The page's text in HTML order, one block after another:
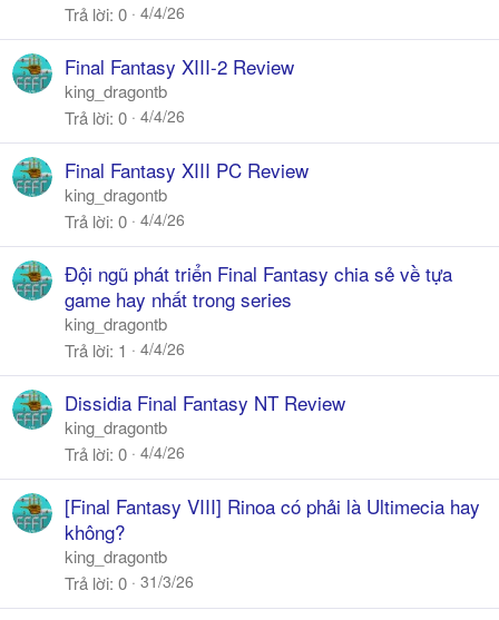
Trả lời 0 4/4/26
Final Fantasy XIII-2 Review
king_dragontb
Trả lời 0 4/4/26
Final Fantasy XIII PC Review
king_dragontb
Trả lời 0 4/4/26
Đội ngũ phát triển Final Fantasy chia sẻ về tựa
game hay nhất trong series
king_dragontb
Trả lời 1 4/4/26
Dissidia Final Fantasy NT Review
king_dragontb
Trả lời 0 4/4/26
[Final Fantasy VIII] Rinoa có phải là Ultimecia hay
không?
king_dragontb
Trả lời 0 31/3/26